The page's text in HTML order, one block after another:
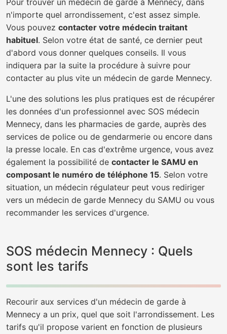
Pour trouver un médecin de garde à Mennecy, dans
n'importe quel arrondissement, c'est assez simple.
Vous pouvez contacter votre médecin traitant
habituel. Selon votre état de santé, ce dernier peut
d'abord vous donner quelques conseils. Il vous
indiquera par la suite la procédure à suivre pour
contacter au plus vite un médecin de garde Mennecy.
L'une des solutions les plus pratiques est de récupérer
les données d'un professionnel avec SOS médecin
Mennecy, dans les pharmacies de garde, auprès des
services de police ou de gendarmerie ou encore dans
la presse locale. En cas d'extrême urgence, vous avez
également la possibilité de contacter le SAMU en
composant le numéro de téléphone 15. Selon votre
situation, un médecin régulateur peut vous rediriger
vers un médecin de garde Mennecy du SAMU ou vous
recommander les services d'urgence.
SOS médecin Mennecy : Quels
sont les tarifs
Recourir aux services d'un médecin de garde à
Mennecy a un prix, quel que soit l'arrondissement. Les
tarifs qu'il propose varient en fonction de plusieurs